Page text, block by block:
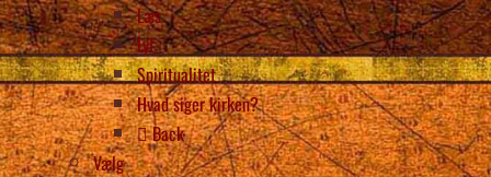
Læs
Lyt
Spiritualitet
Hvad siger kirken?
Back
Vælg